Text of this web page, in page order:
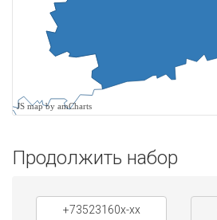
JS map by amCharts
Продолжить набор
+73523160x-xx